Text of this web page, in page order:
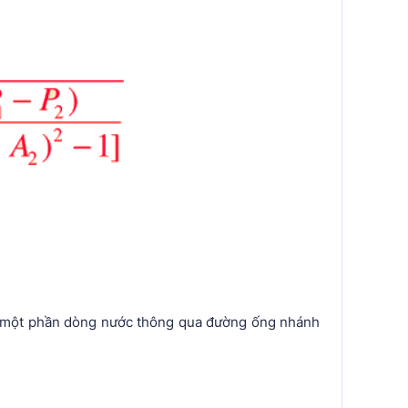
phần dòng nước thông qua đường ống nhánh